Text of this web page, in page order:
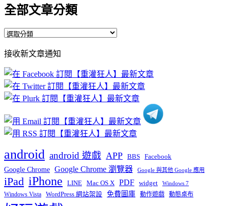
全部文章分類
全
文
章
分
類
接收新文章通知
android android 遊戲 APP BBS Facebook
Google Chrome Google Chrome 瀏覽器 Google 與其他 Google 應用
iPad iPhone LINE Mac OS X PDF widget Windows 7
Windows Vista WordPress 網站架設 免費圖庫 動作遊戲 動態桌布